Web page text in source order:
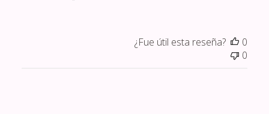
¿Fue útil esta reseña?
0
0